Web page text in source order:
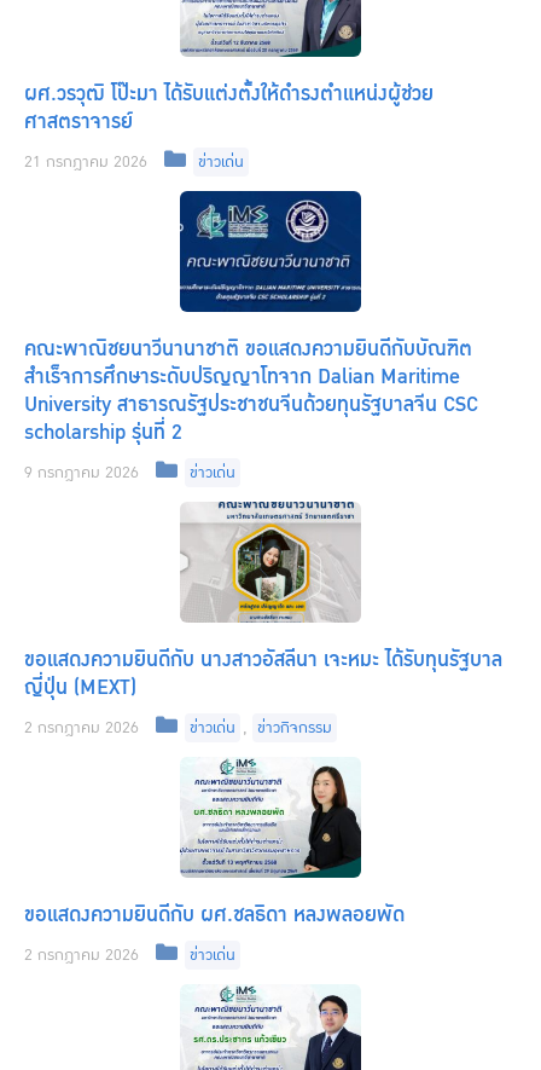
ผศ.วรวุฒิ โป๊ะมา ได้รับแต่งตั้งให้ดำรงตำแหน่งผู้ช่วย
ศาสตราจารย์
21 กรกฎาคม 2026 Categories
ข่าวเด่น
คณะพาณิชยนาวีนานาชาติ ขอแสดงความยินดีกับบัณฑิต
สำเร็จการศึกษาระดับปริญญาโทจาก Dalian Maritime
University สาธารณรัฐประชาชนจีนด้วยทุนรัฐบาลจีน CSC
scholarship รุ่นที่ 2
9 กรกฎาคม 2026 Categories
ข่าวเด่น
ขอแสดงความยินดีกับ นางสาวอัสลีนา เจะหมะ ได้รับทุนรัฐบาล
ญี่ปุ่น (MEXT)
2 กรกฎาคม 2026 Categories
ข่าวเด่น , ข่าวกิจกรรม
ขอแสดงความยินดีกับ ผศ.ชลธิดา หลงพลอยพัด
2 กรกฎาคม 2026 Categories
ข่าวเด่น